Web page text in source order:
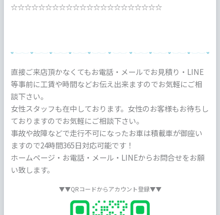
☆☆☆☆☆☆☆☆☆☆☆☆☆☆☆☆☆☆☆☆☆☆
直接ご来店頂かなくてもお電話・メールでお見積り・LINE
等事前に工賃や時間などお伝え出来ますのでお気軽にご相
談下さい。
女性スタッフも在中しております。女性のお客様もお待ちし
ておりますのでお気軽にご相談下さい。
事故や故障などで走行不可になったお車は積載車が御座い
ますので24時間365日対応可能です！
ホームページ・お電話・メール・LINEからお問合せをお願
い致します。
▼▼QRコードからアカウント登録▼▼